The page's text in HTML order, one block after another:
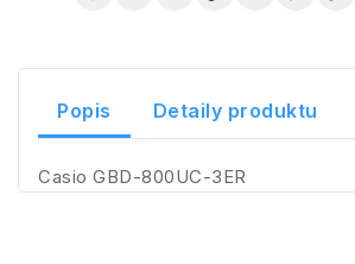
Popis Detaily produktu
Casio GBD-800UC-3ER